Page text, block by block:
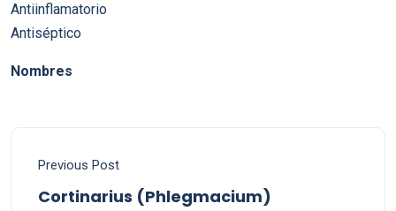
Antiinflamatorio
Antiséptico
Nombres
Previous Post
Cortinarius (Phlegmacium)